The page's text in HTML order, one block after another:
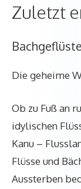
Zuletzt
Die geheime
Ob zu Fuß an
idylischen
Kanu –
Flüsse und
Aussterben